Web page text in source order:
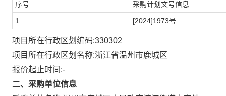
序号 采购计划文号信息
1 [2024]1973号
项目所在行政区划编码:330302
项目所在行政区划名称:浙江省温州市鹿城区
报价起止时间:-
二、采购单位信息